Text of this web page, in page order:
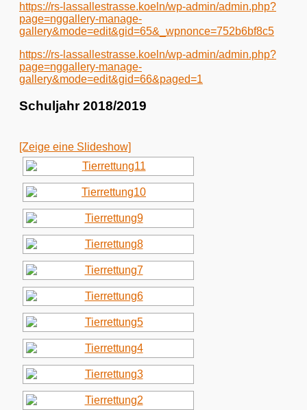
https://rs-lassallestrasse.koeln/wp-admin/admin.php?
page=nggallery-manage-
gallery&mode=edit&gid=65&_wpnonce=752b6bf8c5
https://rs-lassallestrasse.koeln/wp-admin/admin.php?
page=nggallery-manage-
gallery&mode=edit&gid=66&paged=1
Schuljahr 2018/2019
[Zeige eine Slideshow]